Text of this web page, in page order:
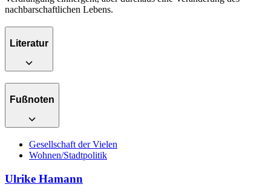
nachbarschaftlichen Lebens.
Literatur
Fußnoten
Gesellschaft der Vielen
Wohnen/Stadtpolitik
Ulrike Hamann